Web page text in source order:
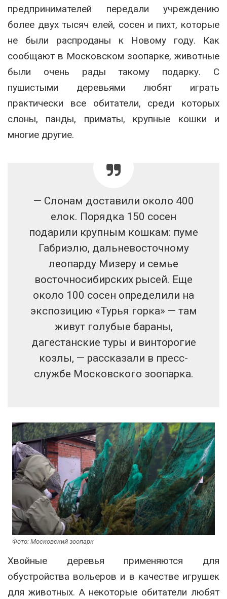
предпринимателей передали учреждению
более двух тысяч елей, сосен и пихт, которые
не были распроданы к Новому году. Как
сообщают в Московском зоопарке, животные
были очень рады такому подарку. С
пушистыми деревьями любят играть
практически все обитатели, среди которых
слоны, панды, приматы, крупные кошки и
многие другие.
— Слонам доставили около 400
елок. Порядка 150 сосен
подарили крупным кошкам: пуме
Габриэлю, дальневосточному
леопарду Мизеру и семье
восточносибирских рысей. Еще
около 100 сосен определили на
экспозицию «Турья горка» — там
живут голубые бараны,
дагестанские туры и винторогие
козлы, — рассказали в пресс-
службе Московского зоопарка.
Фото: Московский зоопарк
Хвойные деревья применяются для
обустройства вольеров и в качестве игрушек
для животных. А некоторые обитатели любят